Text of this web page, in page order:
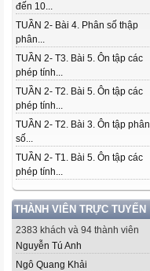
đến 10...
TUẦN 2- Bài 4. Phân số thập
phân...
TUẦN 2- T3. Bài 5. Ôn tập các
phép tính...
TUẦN 2- T2. Bài 5. Ôn tập các
phép tính...
TUẦN 2- T2. Bài 3. Ôn tập phân
số...
TUẦN 2- T1. Bài 5. Ôn tập các
phép tính...
THÀNH VIÊN TRỰC TUYẾN
2383 khách và 94 thành viên
Nguyễn Tú Anh
Ngô Quang Khải